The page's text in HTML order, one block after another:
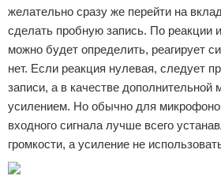
желательно сразу же перейти на
сделать пробную запись. По реакции
можно будет определить, реагирует
нет. Если реакция нулевая, следует
записи, а в качестве дополнительной
усилением. Но обычно для
входного сигнала лучше всего
громкости, а усиление не